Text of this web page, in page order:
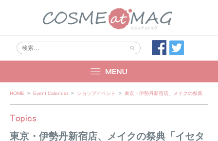
Skip
HOME > Event Calendar > ショップイベント > 東京・伊勢丹新宿店、メイクの祭典「イ
東京・伊勢丹新宿店、メイクの祭典「イセタ